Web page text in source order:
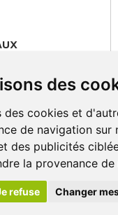
des
des cookies et
de navigation
des publicités
la provenance de
refuse Changer
Cloud